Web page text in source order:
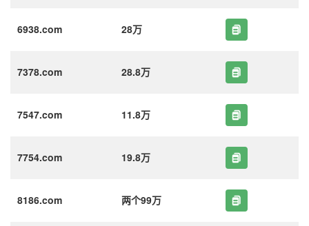
6938.com 28万
7378.com 28.8万
7547.com 11.8万
7754.com 19.8万
8186.com 两个99万